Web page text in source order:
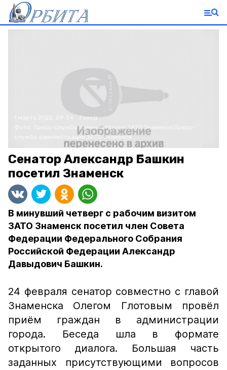
Город
Пресс-служба администрации ЗАТО Знаменск
служба администрации ЗАТО Знаменск
Сенатор Александр Башкин
посетил Знаменск
В минувший четверг с рабочим визитом
ЗАТО Знаменск посетил член Совета
Федерации Федерального Собрания
Российской Федерации Александр
Давыдович Башкин.
24 февраля сенатор совместно с главой
Знаменска Олегом Глотовым провёл
приём граждан в администрации
города. Беседа шла в формате
открытого диалога. Большая часть
заданных присутствующими вопросов